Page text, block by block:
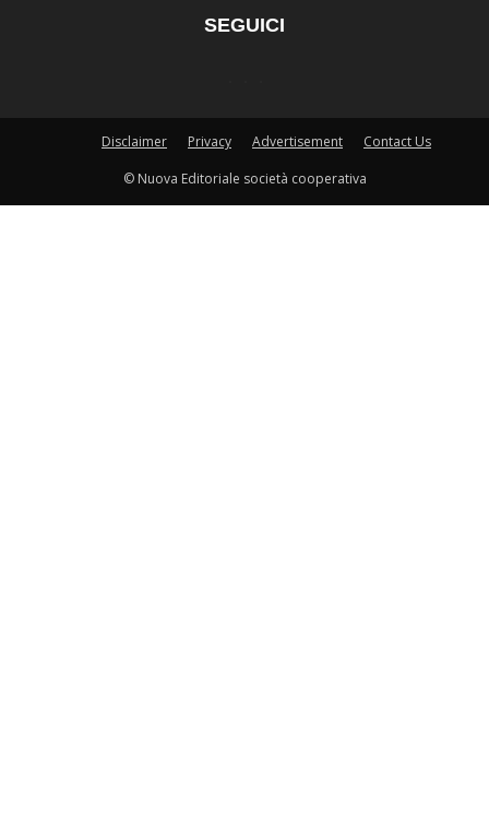
SEGUICI
Disclaimer Privacy Advertisement
Contact Us
© Nuova Editoriale società cooperativa